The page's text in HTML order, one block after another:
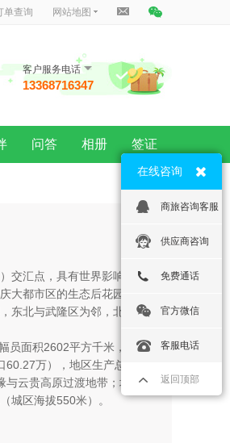
单查询 网站地图
客户服务电话
13368716347
问答 相册 签证
交汇点，具有世界影响力的
大都市区的生态后花园。东
东北与武隆区为邻，北接涪
员面积2602平方千米，辖3
万），地区生产总值33
与云贵高原过渡地带；地形
城区海拔550米）。
在线咨询
商旅咨询客服
供应商咨询
免费通话
官方微信
客服电话
返回顶部